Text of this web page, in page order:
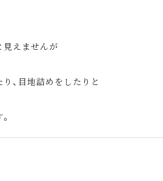
見えませんが
、目地詰めをしたりと